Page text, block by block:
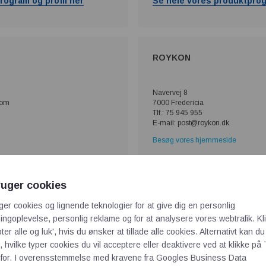
og profil her
ROYKON
Navervej 8
7000 Fredericia
Tlf.: 75 945 955
E-mail: post@roykon.dk
Besøg vores hjemmeside
Se hele vores
af holdbare materialer som rustfrit stål, messing og
korrosion og slid. Dette er vigtigt i industrielle miljøer, hvor
cookies
cookies og lignende teknologier for at give dig en personlig
personlig reklame og for at analysere vores webtrafik.
alle og luk', hvis du ønsker at tillade alle cookies. Alternativt kan du
hvilke typer cookies du vil acceptere eller deaktivere ved at klikke på
I overensstemmelse med kravene fra Googles Business Data